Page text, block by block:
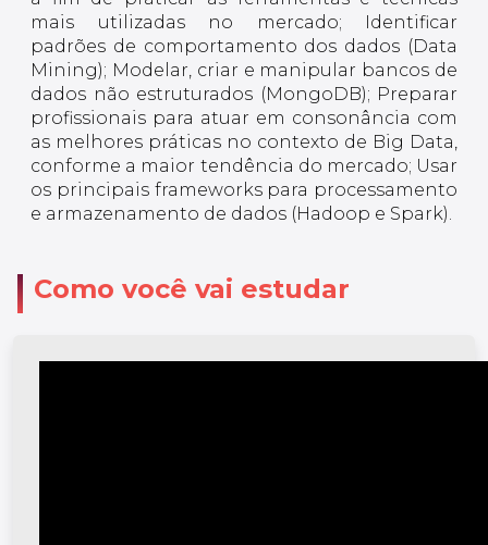
mais utilizadas no mercado; Identificar
padrões de comportamento dos dados (Data
Mining); Modelar, criar e manipular bancos de
dados não estruturados (MongoDB); Preparar
profissionais para atuar em consonância com
as melhores práticas no contexto de Big Data,
conforme a maior tendência do mercado; Usar
os principais frameworks para processamento
e armazenamento de dados (Hadoop e Spark).
Como você vai estudar